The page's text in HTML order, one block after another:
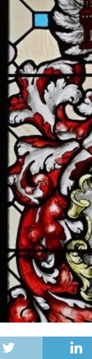
[ 16. Dezember 2023 ]
[ 11. November 2023 ]
[ 31. Oktober 2023 ]
[ 19. Oktober 2023 ]
[ 15. April 2023 ]
& NATUR
[ 7. Mai 2025 ] Radio
BADEN-
[ 6. Mai 2025 ]
11.05.2025)
[ 5. Mai 2025 ]
MVV-Reitstadion
[ 4. Mai 2025 ]
[ 4. Mai 2025 ]
[ 29. März 2024 ]